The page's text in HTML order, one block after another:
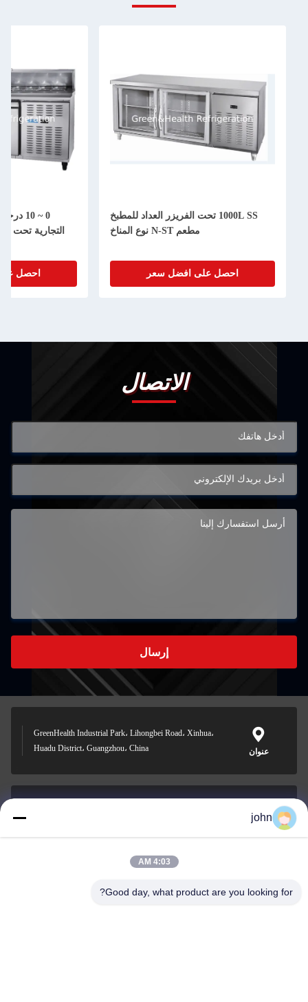
1000L SS تحت الفريزر العداد للمطبخ
مطعم N-ST نوع المناخ
احصل على افضل سعر
التجارية تحت
احصل
الاتصال
إرسال
عنوان
GreenHealth Industrial Park، Lihongbei Road، Xinhua،
Huadu District، Guangzhou، China
بريد إلكتروني
0086-153-7406-6785
john
4:03 AM
Good day, what product are you looking for?